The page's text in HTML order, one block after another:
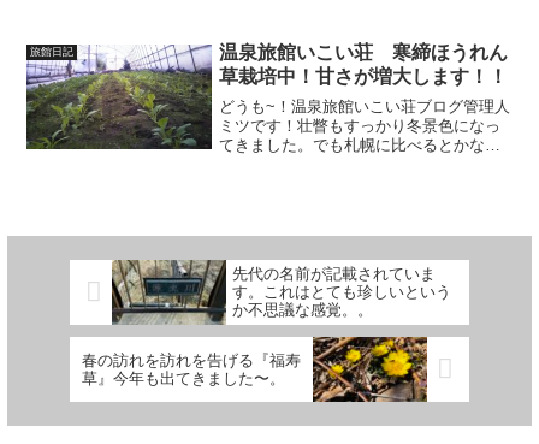
仲間たちと沢山のアドバイスをしてくだ
さったベテランの農家さん...
旅館日記
温泉旅館いこい荘 寒締ほうれん
草栽培中！甘さが増大します！！
どうも~！温泉旅館いこい荘ブログ管理人
ミツです！壮瞥もすっかり冬景色になっ
てきました。でも札幌に比べるとかなり
先代の名前が記載されていま
す。これはとても珍しいという
か不思議な感覚。。
春の訪れを訪れを告げる『福寿
草』今年も出てきました〜。